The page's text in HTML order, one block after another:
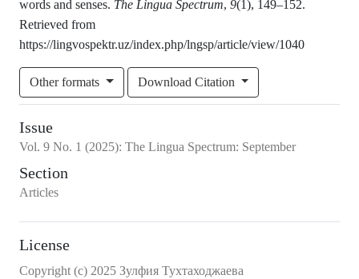
words and senses. The Lingua Spectrum, 9(1), 149–152.
Retrieved from
https://lingvospektr.uz/index.php/lngsp/article/view/1040
Other formats Download Citation
Issue
Vol. 9 No. 1 (2025): The Lingua Spectrum: September
Section
Articles
License
Copyright (c) 2025 Зулфия Тухтаходжаева